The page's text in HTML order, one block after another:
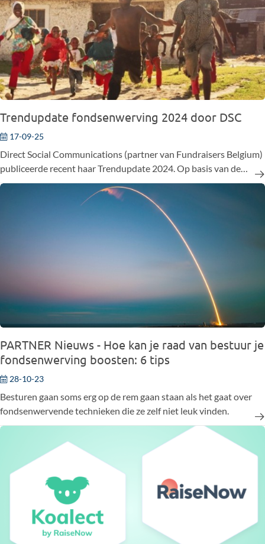
Trendupdate fondsenwerving 2024 door DSC
17-09-25
Direct Social Communications (partner van Fundraisers Belgium)
publiceerde recent haar Trendupdate 2024. Op basis van de
cijfers van hun partnerorganisaties belichten ze de
fondsenwervingstrends van 2024.
PARTNER Nieuws - Hoe kan je raad van bestuur je
fondsenwerving boosten: 6 tips
28-10-23
Besturen gaan soms erg op de rem gaan staan als het gaat over
fondsenwervende technieken die ze zelf niet leuk vinden.